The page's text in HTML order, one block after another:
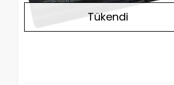
Tükendi